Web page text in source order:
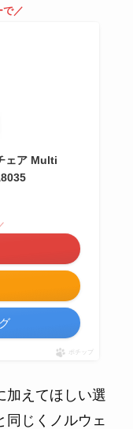
で／
ェア Multi
ポチップ
加えてほしい選
同じくノルウェ